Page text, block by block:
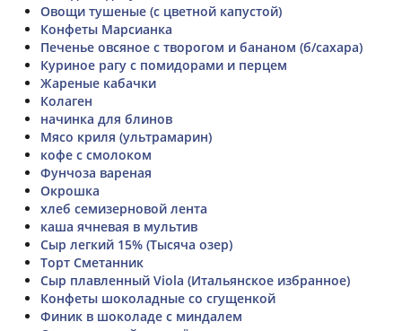
Овощи тушеные (с цветной капустой)
Конфеты Марсианка
Печенье овсяное с творогом и бананом (б/сахара)
Куриное рагу с помидорами и перцем
Жареные кабачки
Колаген
начинка для блинов
Мясо криля (ультрамарин)
кофе с смолоком
Фунчоза вареная
Окрошка
хлеб семизерновой лента
каша ячневая в мультив
Сыр легкий 15% (Тысяча озер)
Торт Сметанник
Сыр плавленный Viola (Итальянское избранное)
Конфеты шоколадные со сгущенкой
Финик в шоколаде с миндалем